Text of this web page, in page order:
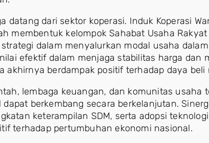
datang dari sektor koperasi. Induk Koperasi
membentuk kelompok Sahabat Usaha Rakyat
dalam menyalurkan modal usaha
efektif dalam menjaga stabilitas harga dan
akhirnya berdampak positif terhadap daya beli
lembaga keuangan, dan komunitas usaha
dapat berkembang secara berkelanjutan.
keterampilan SDM, serta adopsi
terhadap pertumbuhan ekonomi nasional.